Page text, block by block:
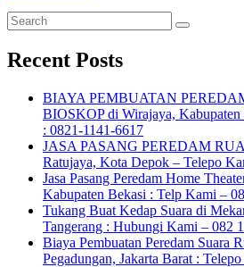
Recent Posts
BIAYA PEMBUATAN
BIOSKOP di Wirajaya,
: 0821-1141-6617
JASA PASANG PEREDAM
Ratujaya, Kota Depok – Telepo
Jasa Pasang Peredam Home
Kabupaten Bekasi : Telp Kami –
Tukang Buat Kedap Suara di
Tangerang : Hubungi Kami – 082
Biaya Pembuatan Peredam Suara
Pegadungan, Jakarta Barat :